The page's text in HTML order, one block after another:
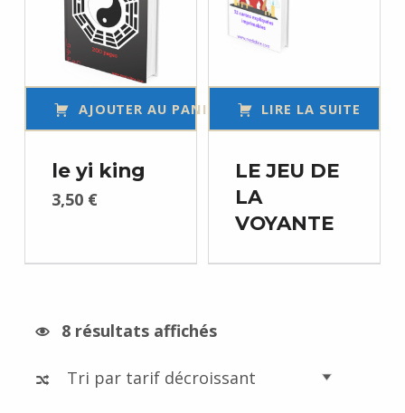
AJOUTER AU PANIER
le yi king
3,50 €
LIRE LA SUITE
LE JEU DE
LA
VOYANTE
8 résultats affichés